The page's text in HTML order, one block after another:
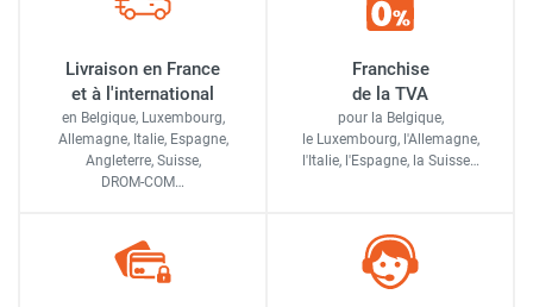
Livraison en France
et à l'international
en Belgique, Luxembourg,
Allemagne, Italie, Espagne,
Angleterre, Suisse,
DROM-COM…
Franchise
de la TVA
pour la Belgique,
le Luxembourg, l'Allemagne,
l'Italie, l'Espagne, la Suisse…